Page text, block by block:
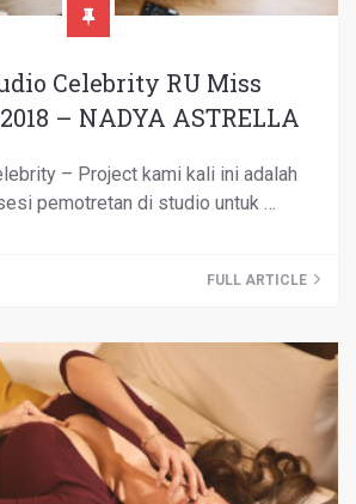
Celebrity RU Miss
– NADYA ASTRELLA
– Project kami kali ini adalah
pemotretan di studio untuk …
FULL ARTICLE